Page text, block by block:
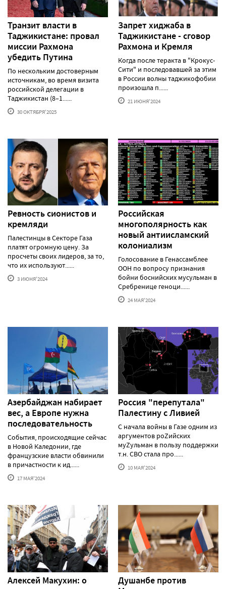
Транзит власти в
Таджикистане: провал
миссии Рахмона
убедить Путина
По нескольким достоверным
источникам, во время визита
российской делегации в
Таджикистан (8–1......
30 ОКТЯБРЯ'2025
Запрет хиджаба в
Таджикистане - сговор
Рахмона и Кремля
Когда после теракта в "Крокус-
Сити" и последовавшей за этим
в России волны таджикофобии
произошла п......
21 ИЮНЯ'2024
Ревность сионистов и
кремляди
Палестинцы в Секторе Газа
платят огромную цену. За
просчеты своих лидеров, за то,
что их используют......
3 ИЮНЯ'2024
Российская
многополярность как
новый антиисламский
колониализм
Голосование в Генассамблее
ООН по вопросу признания
бойни боснийских мусульман в
Сребренице геноци......
24 МАЯ'2024
Азербайджан набирает
вес, а Европе нужна
последовательность
События, происходящие сейчас
в Новой Каледонии, где
французские власти обвинили
в причастности к ид......
17 МАЯ'2024
Россия "перепутала"
Палестину с Ливией
С начала войны в Газе одним из
аргументов роZийских
муZульман в пользу поддержки
т.н. СВО стала про......
10 МАЯ'2024
Алексей Макуxин: о
Душанбе против